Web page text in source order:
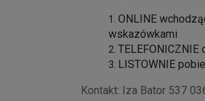
ONLINE
wskazówkami
LISTOWNIE
Kontakt: Iza Bator 537